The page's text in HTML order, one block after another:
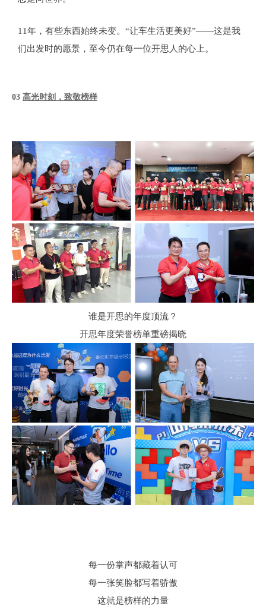
11年，有些东西始终未变。“让车生活更美好”——这是我
们出发时的愿景，至今仍在每一位开思人的心上。
03 高光时刻，致敬榜样
谁是开思的年度顶流？
开思年度荣誉榜单重磅揭晓
每一份掌声都藏着认可
每一张笑脸都写着骄傲
这就是榜样的力量